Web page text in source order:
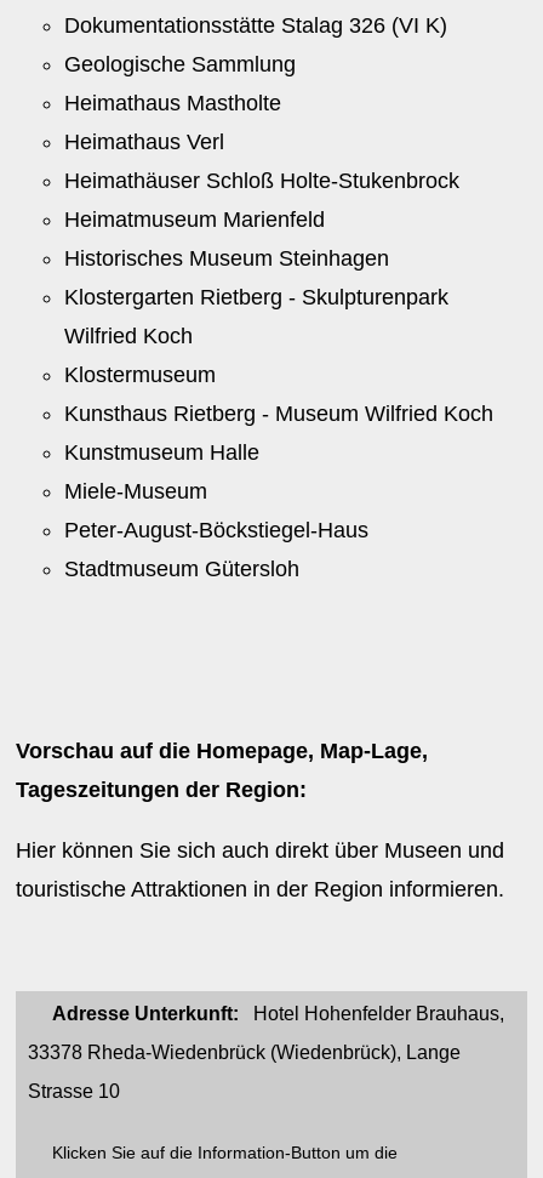
Dokumentationsstätte Stalag 326 (VI K)
Geologische Sammlung
Heimathaus Mastholte
Heimathaus Verl
Heimathäuser Schloß Holte-Stukenbrock
Heimatmuseum Marienfeld
Historisches Museum Steinhagen
Klostergarten Rietberg - Skulpturenpark
Wilfried Koch
Klostermuseum
Kunsthaus Rietberg - Museum Wilfried Koch
Kunstmuseum Halle
Miele-Museum
Peter-August-Böckstiegel-Haus
Stadtmuseum Gütersloh
Vorschau auf die Homepage, Map-Lage,
Tageszeitungen der Region:
Hier können Sie sich auch direkt über Museen und
touristische Attraktionen in der Region informieren.
Adresse Unterkunft: Hotel Hohenfelder Brauhaus,
33378 Rheda-Wiedenbrück (Wiedenbrück), Lange
Strasse 10
Klicken Sie auf die Information-Button um die